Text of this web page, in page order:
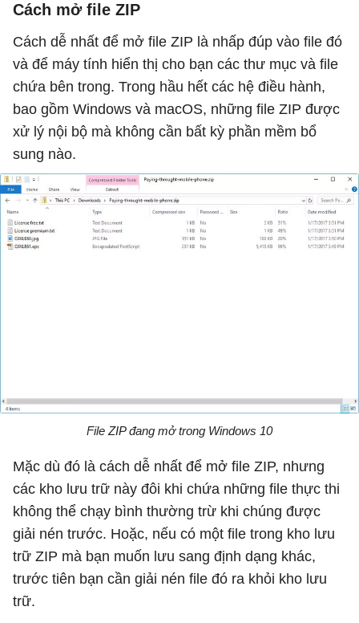
Cách mở file ZIP
Cách dễ nhất để mở file ZIP là nhấp đúp vào file đó
và để máy tính hiển thị cho bạn các thư mục và file
chứa bên trong. Trong hầu hết các hệ điều hành,
bao gồm Windows và macOS, những file ZIP được
xử lý nội bộ mà không cần bất kỳ phần mềm bổ
sung nào.
File ZIP đang mở trong Windows 10
Mặc dù đó là cách dễ nhất để mở file ZIP, nhưng
các kho lưu trữ này đôi khi chứa những file thực thi
không thể chạy bình thường trừ khi chúng được
giải nén trước. Hoặc, nếu có một file trong kho lưu
trữ ZIP mà bạn muốn lưu sang định dạng khác,
trước tiên bạn cần giải nén file đó ra khỏi kho lưu
trữ.